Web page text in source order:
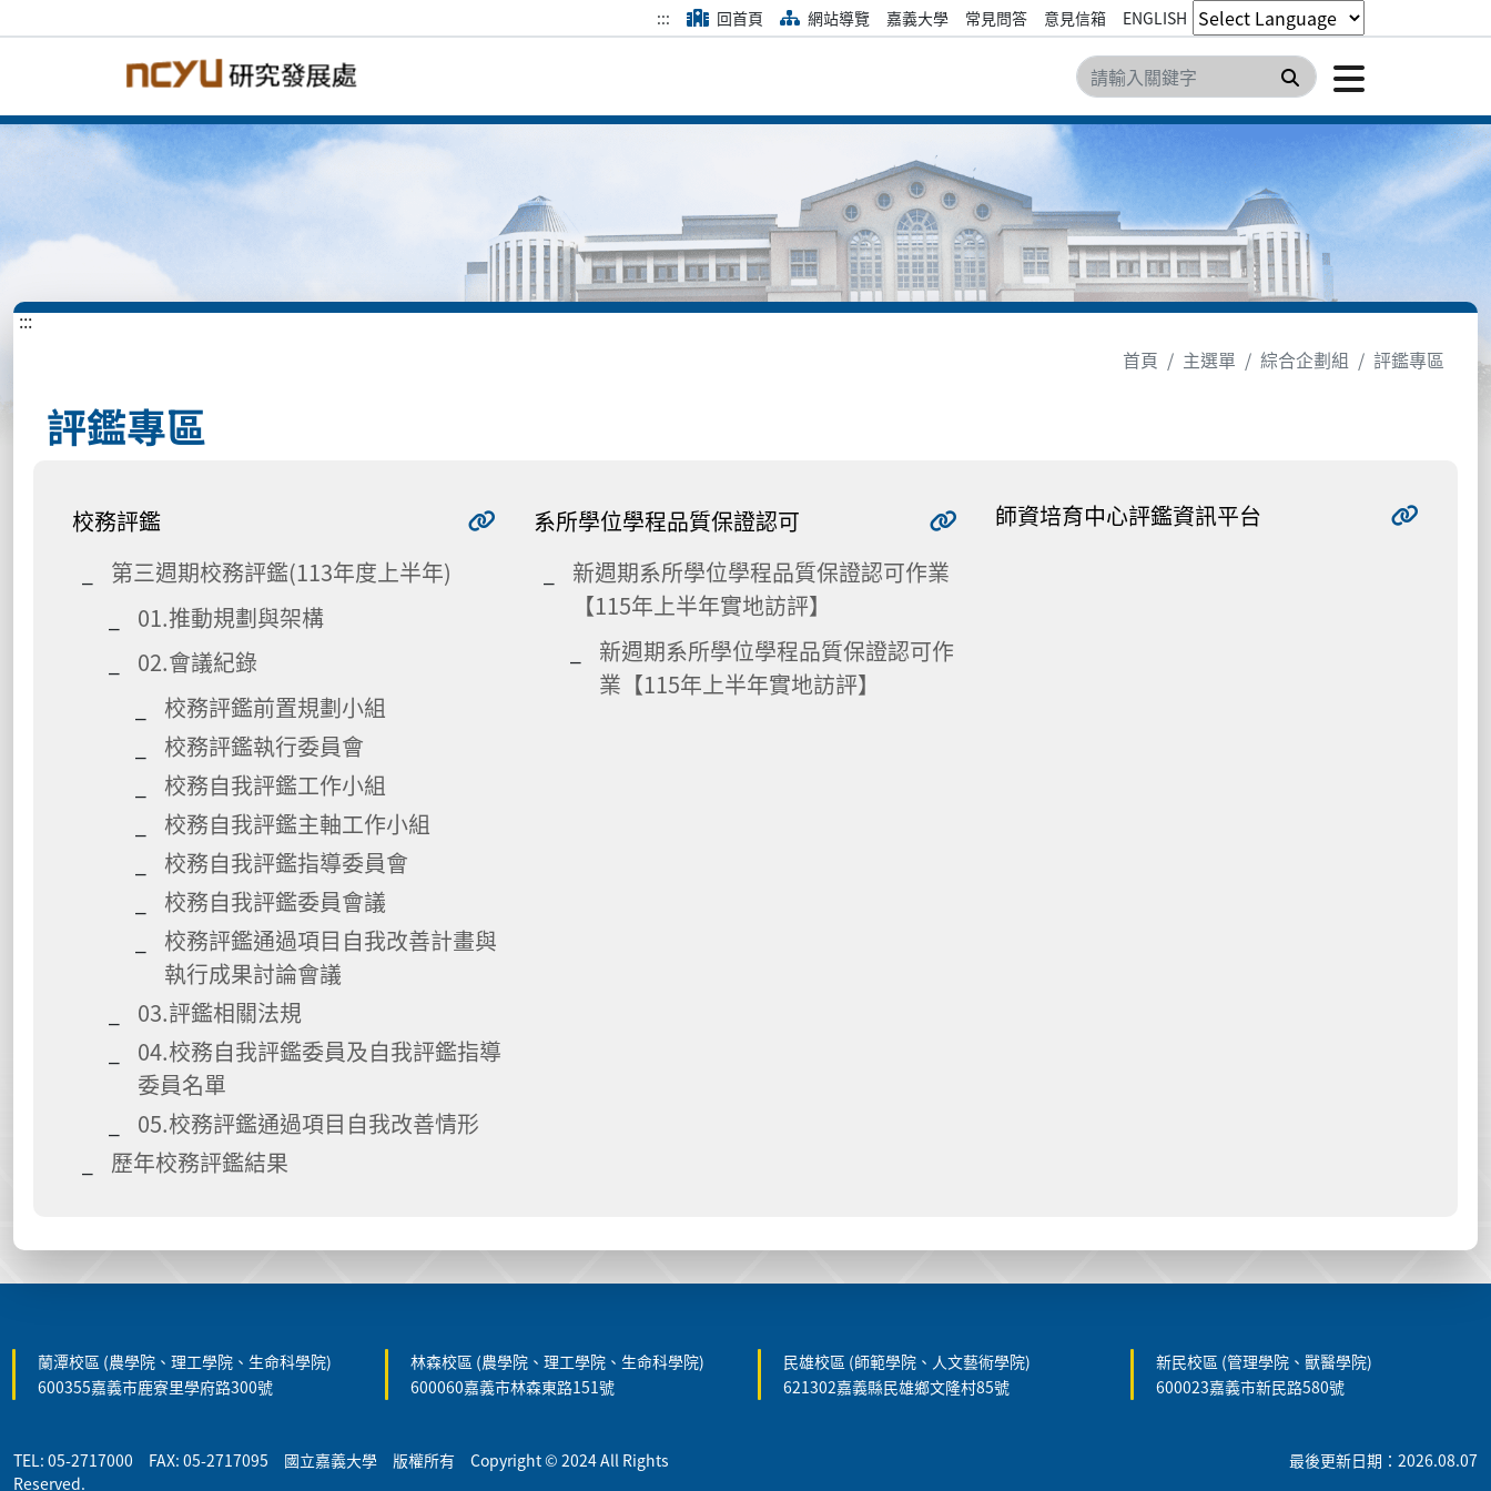
::: 回首頁 網站導覽 嘉義大學 常見問答 意見信箱 ENGLISH
搜尋 點擊開
:::
首頁
主選單 綜合企劃組 評鑑專區
評鑑專區
校務評鑑
第三週期校務評鑑(113年度上半年)
01.推動規劃與架構
02.會議紀錄
校務評鑑前置規劃小組
校務評鑑執行委員會
校務自我評鑑工作小組
校務自我評鑑主軸工作小組
校務自我評鑑指導委員會
校務自我評鑑委員會議
校務評鑑通過項目自我改善計畫與
執行成果討論會議
03.評鑑相關法規
04.校務自我評鑑委員及自我評鑑指導
委員名單
05.校務評鑑通過項目自我改善情形
歷年校務評鑑結果
系所學位學程品質保證認可
新週期系所學位學程品質保證認可作業
【115年上半年實地訪評】
新週期系所學位學程品質保證認可作
業【115年上半年實地訪評】
師資培育中心評鑑資訊平台
蘭潭校區 (農學院、理工學院、生命科學院)
600355嘉義市鹿寮里學府路300號
林森校區 (農學院、理工學院、生命科學院)
600060嘉義市林森東路151號
民雄校區 (師範學院、人文藝術學院)
621302嘉義縣民雄鄉文隆村85號
新民校區 (管理學院、獸醫學院)
600023嘉義市新民路580號
TEL: 05-2717000 FAX: 05-2717095 國立嘉義大學 版權所有 Copyright © 2024 All Rights
Reserved.
最後更新日期：2026.08.07